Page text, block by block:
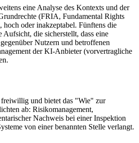
eine Analyse des Kontexts und der
(FRIA, Fundamental Rights
oder inakzeptabel. Fünftens die
die sicherstellt, dass eine
Nutzern und betroffenen
der KI-Anbieter (vorvertragliche
und bietet das "Wie" zur
ab: Risikomanagement,
Nachweis bei einer Inspektion
von einer benannten Stelle verlangt.